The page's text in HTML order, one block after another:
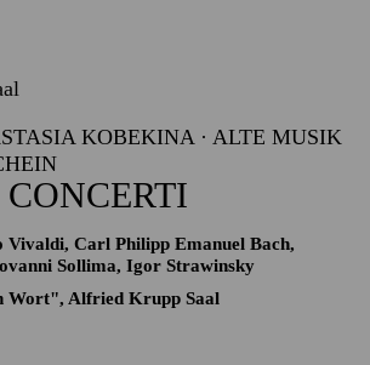
KOBEKINA · ALTE MUSIK
Vivaldi, Carl Philipp Emanuel Bach,
Sollima, Igor Strawinsky
Wort", Alfried Krupp Saal